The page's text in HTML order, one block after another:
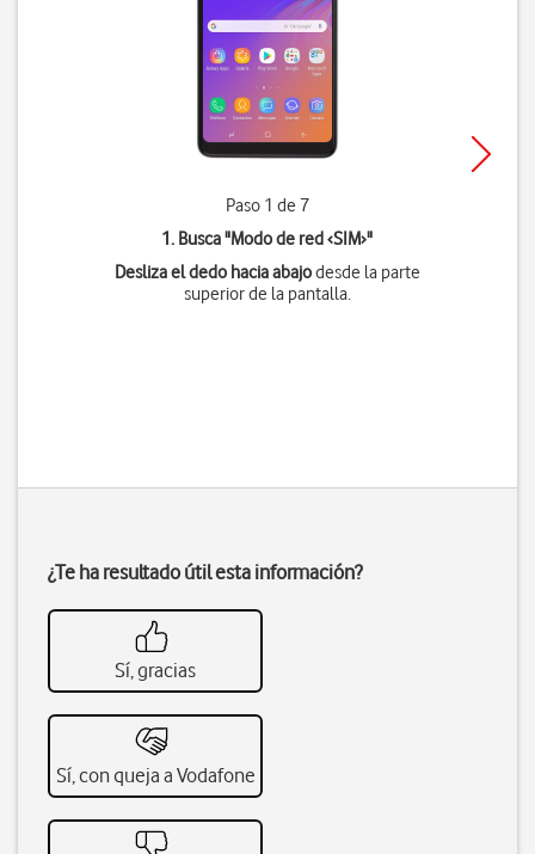
Paso 1 de 7
1. Busca "Modo de red ‹SIM›"
Desliza el dedo hacia abajodesde la parte
superior de la pantalla.
¿Te ha resultado útil esta información?
Sí, gracias
Sí, con queja a Vodafone